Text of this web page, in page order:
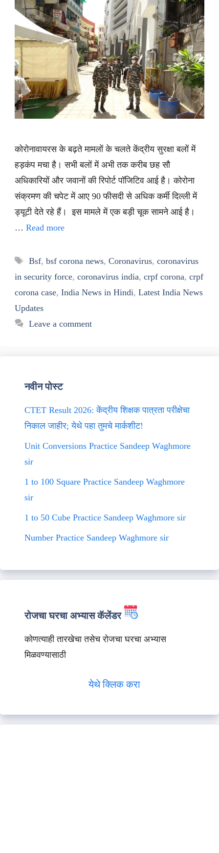
कोरोनावायरस के बढ़ते मामलों के चलते केंद्रीय सुरक्षा बलों में
हड़कंप मचा है। सभी बलों में अभी तक करीब छह सौ
अधिकारियों और जवानों की रिपोर्ट पॉजिटिव आई है। कोरोना
संक्रमण की चपेट में आए 90 फीसदी से अधिक कर्मी दिल्ली में
ड्यूटी देते रहे हैं। इस मामले में एक बड़ी चूक सामने आई है।
… Read more
Tags
Bsf, bsf corona news, Coronavirus, coronavirus
in security force, coronavirus india, crpf corona, crpf
corona case, India News in Hindi, Latest India News
Updates
Leave a comment
नवीन पोस्ट
CTET Result 2026: केंद्रीय शिक्षक पात्रता परीक्षेचा
निकाल जाहीर; येथे पहा तुमचे मार्कशीट!
Unit Conversions Practice Sandeep Waghmore
sir
1 to 100 Square Practice Sandeep Waghmore
sir
1 to 50 Cube Practice Sandeep Waghmore sir
Number Practice Sandeep Waghmore sir
रोजचा घरचा अभ्यास कॅलेंडर
कोणत्याही तारखेचा तसेच रोजचा घरचा अभ्यास
मिळवण्यासाठी
येथे क्लिक करा